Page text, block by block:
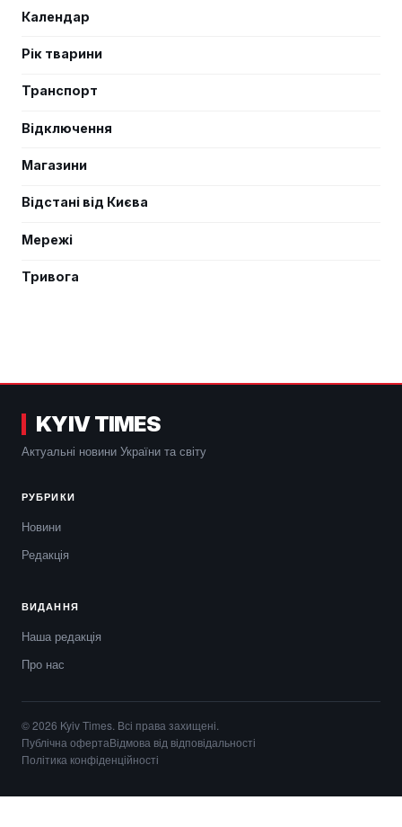
Календар
Рік тварини
Транспорт
Відключення
Магазини
Відстані від Києва
Мережі
Тривога
KYIV TIMES
Актуальні новини України та світу
РУБРИКИ
Новини
Редакція
ВИДАННЯ
Наша редакція
Про нас
© 2026 Kyiv Times. Всі права захищені.
Публічна офертаВідмова від відповідальності
Політика конфіденційності